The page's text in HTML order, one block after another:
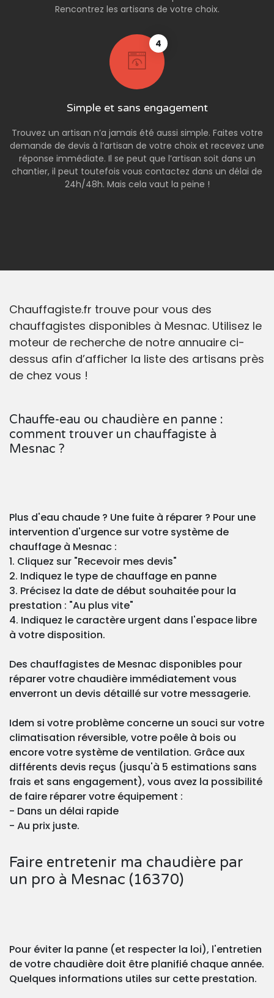
Rencontrez les artisans de votre choix.
4
Simple et sans engagement
Trouvez un artisan n’a jamais été aussi simple. Faites votre
demande de devis à l’artisan de votre choix et recevez une
réponse immédiate. Il se peut que l’artisan soit dans un
chantier, il peut toutefois vous contactez dans un délai de
24h/48h. Mais cela vaut la peine !
Chauffagiste.fr trouve pour vous des
chauffagistes disponibles à Mesnac. Utilisez le
moteur de recherche de notre annuaire ci-
dessus afin d’afficher la liste des artisans près
de chez vous !
Chauffe-eau ou chaudière en panne :
comment trouver un chauffagiste à
Mesnac ?
Plus d'eau chaude ? Une fuite à réparer ? Pour une
intervention d'urgence sur votre système de
chauffage à Mesnac :
1. Cliquez sur "Recevoir mes devis"
2. Indiquez le type de chauffage en panne
3. Précisez la date de début souhaitée pour la
prestation : "Au plus vite"
4. Indiquez le caractère urgent dans l'espace libre
à votre disposition.
Des chauffagistes de Mesnac disponibles pour
réparer votre chaudière immédiatement vous
enverront un devis détaillé sur votre messagerie.
Idem si votre problème concerne un souci sur votre
climatisation réversible, votre poêle à bois ou
encore votre système de ventilation. Grâce aux
différents devis reçus (jusqu'à 5 estimations sans
frais et sans engagement), vous avez la possibilité
de faire réparer votre équipement :
- Dans un délai rapide
- Au prix juste.
Faire entretenir ma chaudière par
un pro à Mesnac (16370)
Pour éviter la panne (et respecter la loi), l'entretien
de votre chaudière doit être planifié chaque année.
Quelques informations utiles sur cette prestation.